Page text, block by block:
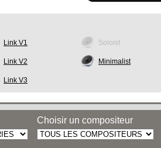
Link V1 Soloist
Link V2 Minimalist
Link V3
Choisir un compositeur